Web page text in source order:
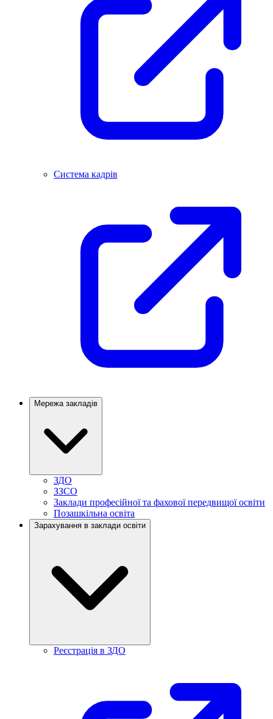
Система кадрів
Мережа закладів
ЗДО
ЗЗСО
Заклади професійної та фахової передвищої освіти
Позашкільна освіта
Зарахування в заклади освіти
Реєстрація в ЗДО